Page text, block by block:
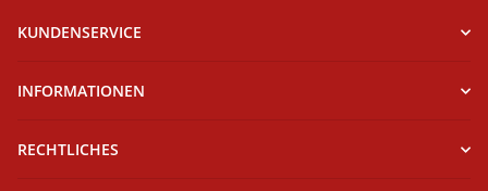
KUNDENSERVICE
INFORMATIONEN
RECHTLICHES